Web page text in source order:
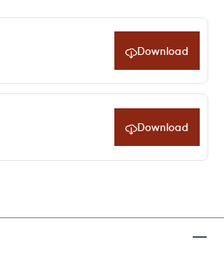
Download
Download